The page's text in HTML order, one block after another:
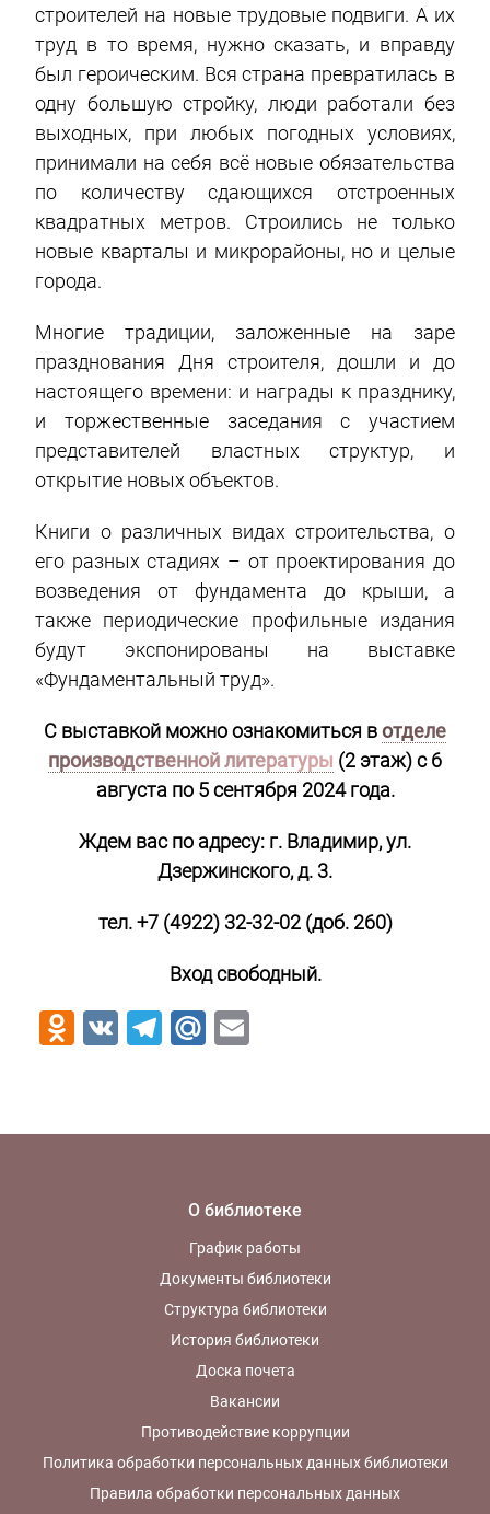
строителей на новые трудовые подвиги. А их
труд в то время, нужно сказать, и вправду
был героическим. Вся страна превратилась в
одну большую стройку, люди работали без
выходных, при любых погодных условиях,
принимали на себя всё новые обязательства
по количеству сдающихся отстроенных
квадратных метров. Строились не только
новые кварталы и микрорайоны, но и целые
города.
Многие традиции, заложенные на заре
празднования Дня строителя, дошли и до
настоящего времени: и награды к празднику,
и торжественные заседания с участием
представителей властных структур, и
открытие новых объектов.
Книги о различных видах строительства, о
его разных стадиях – от проектирования до
возведения от фундамента до крыши, а
также периодические профильные издания
будут экспонированы на выставке
«Фундаментальный труд».
С выставкой можно ознакомиться вотделе
производственной литературы (2 этаж) с 6
августа по 5 сентября 2024 года.
Ждем вас по адресу: г. Владимир, ул.
Дзержинского, д. 3.
тел. +7 (4922) 32-32-02 (доб. 260)
Вход свободный.
Odnoklassniki
VK Telegram
Mail.Ru
О библиотеке
График работы
Документы библиотеки
Структура библиотеки
История библиотеки
Доска почета
Вакансии
Противодействие коррупции
Политика обработки персональных данных библиотеки
Правила обработки персональных данных